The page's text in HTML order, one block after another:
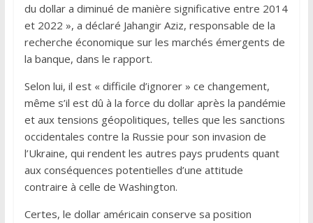
du dollar a diminué de manière significative entre 2014
et 2022 », a déclaré Jahangir Aziz, responsable de la
recherche économique sur les marchés émergents de
la banque, dans le rapport.
Selon lui, il est « difficile d’ignorer » ce changement,
même s’il est dû à la force du dollar après la pandémie
et aux tensions géopolitiques, telles que les sanctions
occidentales contre la Russie pour son invasion de
l’Ukraine, qui rendent les autres pays prudents quant
aux conséquences potentielles d’une attitude
contraire à celle de Washington.
Certes, le dollar américain conserve sa position